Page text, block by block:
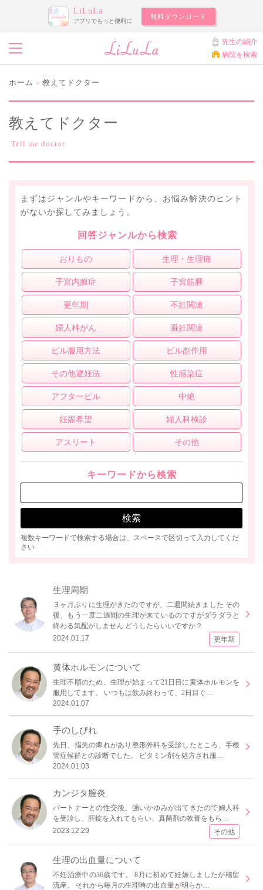
LiLuLa
アプリでもっと便利に
無料ダウンロード
先生の紹介
病院を検索
ホーム > 教えてドクター
教えてドクター
Tell me doctor
まずはジャンルやキーワードから、お悩み解決のヒント
がないか探してみましょう。
回答ジャンルから検索
おりもの 生理・生理痛
子宮内膜症 子宮筋腫
更年期 不妊関連
婦人科がん 避妊関連
ピル服用方法 ピル副作用
その他避妊法 性感染症
アフターピル 中絶
妊娠希望 婦人科検診
アスリート その他
キーワードから検索
複数キーワードで検索する場合は、スペースで区切って入力してくだ
さい
生理周期
３ヶ月ぶりに生理がきたのですが、二週間続きました その
後、もう一度二週間の生理が来ているのですがダラダラと
終わる気配がしません どうしたらいいですか？
2024.01.17
更年期
黄体ホルモンについて
生理不順のため、生理が始まって21日目に黄体ホルモンを
服用してます。 いつもは飲み終わって、2日目ぐ…
2024.01.07
手のしびれ
先日、指先の痺れがあり整形外科を受診したところ、手根
管症候群との診断でした。 ビタミン剤を処方され服…
2024.01.03
カンジタ膣炎
パートナーとの性交後、強いかゆみが出てきたので婦人科
を受診し、腟錠を入れてもらい、真菌剤の軟膏をもら…
2023.12.29
その他
生理の出血量について
不妊治療中の36歳です。 8月に初めて妊娠しましたが稽留
流産。 それから毎月の生理時の出血量が明らか…